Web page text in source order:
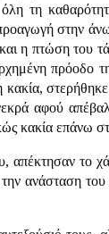
τη
στην
η πτώση
πρόοδο
αφού
κακία επάνω
το
ανάσταση